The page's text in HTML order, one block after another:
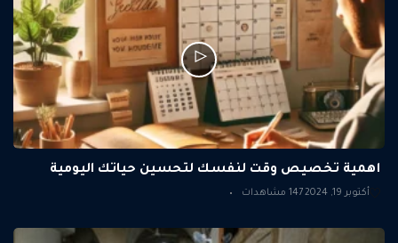
أهمية تخصيص وقت لنفسك لتحسين حياتك اليومية
أكتوبر 19, 2024 147 مشاهدات